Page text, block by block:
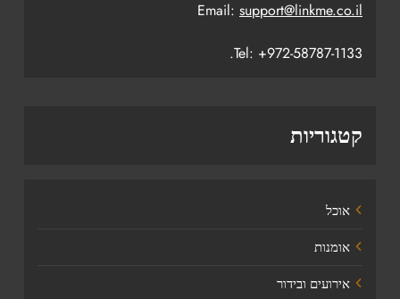
Email: support@linkme.co.il
Tel: +972-58787-1133.
קטגוריות
אוכל
אומנות
אירועים ובידור